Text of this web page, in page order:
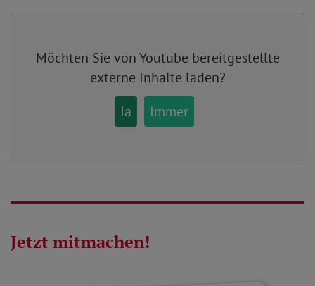
Möchten Sie vonYoutube bereitgestellte
externe Inhalte laden?
Ja
Immer
Jetzt mitmachen!